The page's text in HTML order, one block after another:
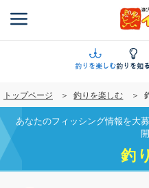
ン
に
移
動
釣りを楽しむ釣りを知る
トップページ 釣りを楽しむ
あなたのフィッシング情報を大
釣